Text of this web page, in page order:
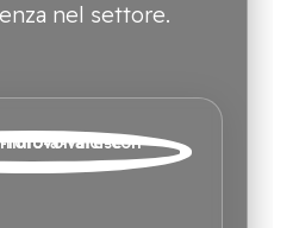
nel settore.